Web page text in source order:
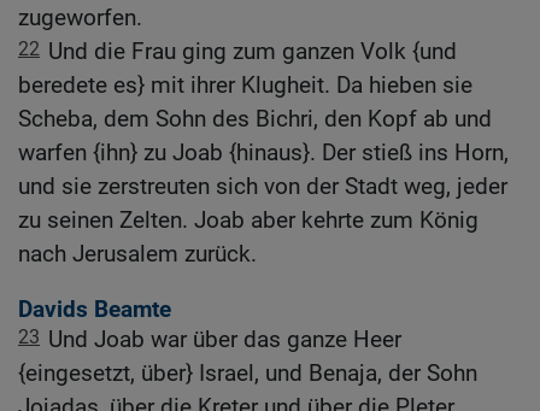
zugeworfen.
22 Und die Frau ging zum ganzen Volk {und
beredete es} mit ihrer Klugheit. Da hieben sie
Scheba, dem Sohn des Bichri, den Kopf ab und
warfen {ihn} zu Joab {hinaus}. Der stieß ins Horn,
und sie zerstreuten sich von der Stadt weg, jeder
zu seinen Zelten. Joab aber kehrte zum König
nach Jerusalem zurück.
Davids Beamte
23 Und Joab war über das ganze Heer
{eingesetzt, über} Israel, und Benaja, der Sohn